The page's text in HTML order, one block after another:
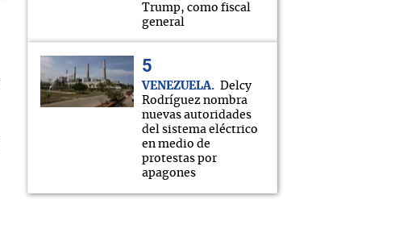
Trump, como fiscal
general
VENEZUELA
Delcy
Rodríguez nombra
nuevas autoridades
del sistema eléctrico
en medio de
protestas por
apagones